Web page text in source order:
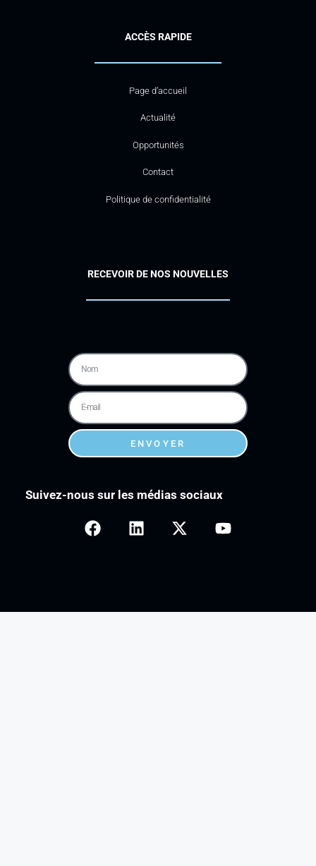
ACCÈS RAPIDE
Page d’accueil
Actualité
Opportunités
Contact
Politique de confidentialité
RECEVOIR DE NOS NOUVELLES
ENVOYER
Suivez-nous sur les médias sociaux